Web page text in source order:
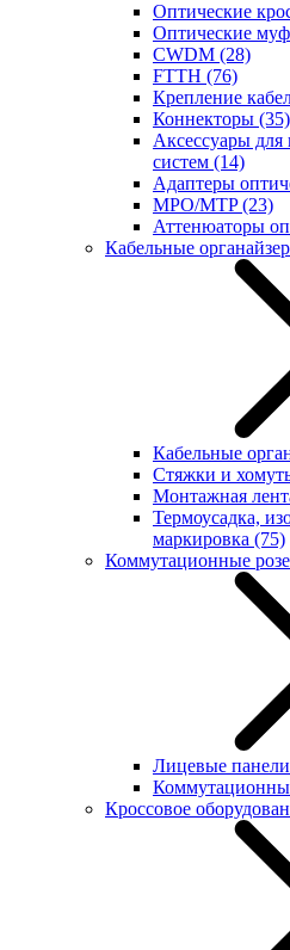
Оптические
Оптические
CWDM (28)
FTTH (76)
Крепление
Коннекторы (35)
Аксессуары для
систем (14)
Адаптеры
MPO/MTP(23)
Аттенюаторы
Кабельные
Кабельные
Стяжки и
Монтажная
Термоусадка,
маркировка (75)
Коммутационные
Лицевые
Кроссовое